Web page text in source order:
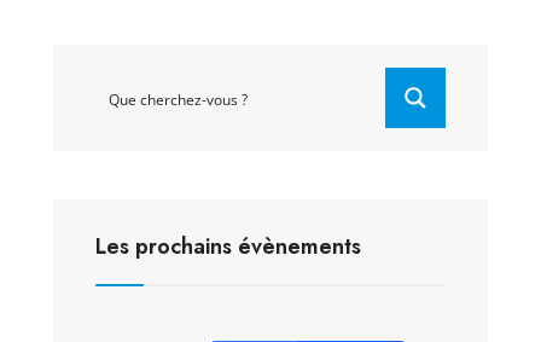
Les prochains évènements